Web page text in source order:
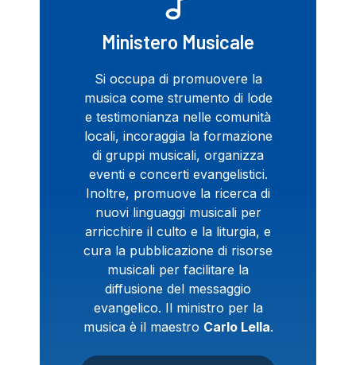
Ministero Musicale
Si occupa di promuovere la
musica come strumento di lode
e testimonianza nelle comunità
locali, incoraggia la formazione
di gruppi musicali, organizza
eventi e concerti evangelistici.
Inoltre, promuove la ricerca di
nuovi linguaggi musicali per
arricchire il culto e la liturgia, e
cura la pubblicazione di risorse
musicali per facilitare la
diffusione del messaggio
evangelico. Il ministro per la
musica è il maestro Carlo Lella.